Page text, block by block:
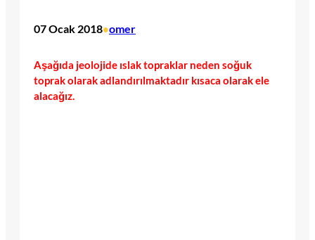
07 Ocak 2018•omer
Aşağıda jeolojide ıslak topraklar neden soğuk
toprak olarak adlandırılmaktadır kısaca olarak ele
alacağız.